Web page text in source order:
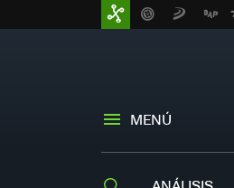
MENÚ